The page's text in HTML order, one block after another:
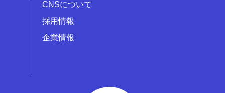
CNSについて
採用情報
企業情報